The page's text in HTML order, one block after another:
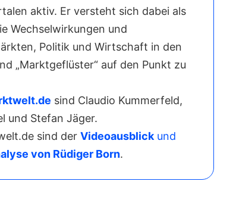
aktiv. Er versteht sich dabei als
Wechselwirkungen und
Politik und Wirtschaft in den
„Marktgeflüster“ auf den Punkt zu
sind Claudio Kummerfeld,
und Stefan Jäger.
sind der Videoausblick und
von Rüdiger Born.